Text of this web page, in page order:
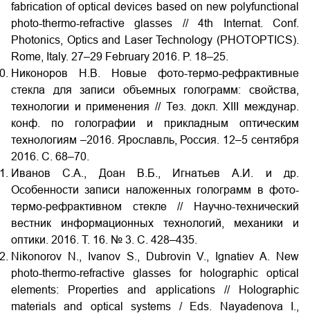
fabrication of optical devices based on new polyfunctional
photo-thermo-refractive glasses // 4th Internat. Conf.
Photonics, Optics and Laser Technology (PHOTOPTICS).
Rome, Italy. 27–29 February 2016. P. 18–25.
Никоноров Н.В. Новые фото-термо-рефрактивные
стекла для записи объемных голограмм: свойства,
технологии и применения // Тез. докл. XIII междунар.
конф. по голографии и прикладным оптическим
технологиям ‒2016. Ярославль, Россия. 12–5 сентября
2016. С. 68–70.
Иванов С.А., Доан В.Б., Игнатьев А.И. и др.
Особенности записи наложенных голограмм в фото-
термо-рефрактивном стекле // Научно-технический
вестник информационных технологий, механики и
оптики. 2016. Т. 16. № 3. С. 428‒435.
Nikonorov N., Ivanov S., Dubrovin V., Ignatiev A. New
photo-thermo-refractive glasses for holographic optical
elements: Properties and applications // Holographic
materials and optical systems / Eds. Nayadenova I.,